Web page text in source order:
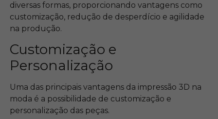
diversas formas, proporcionando vantagens como
customização, redução de desperdício e agilidade
na produção.
Customização e
Personalização
Uma das principais vantagens da impressão 3D na
moda é a possibilidade de customização e
personalização das peças.